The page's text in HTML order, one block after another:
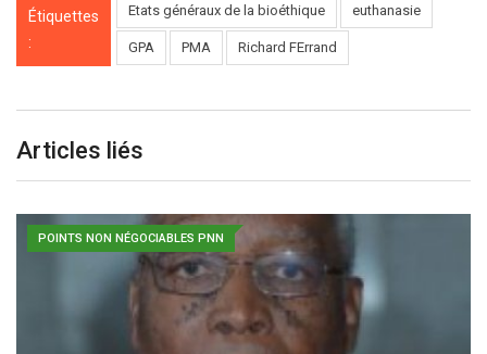
Étiquettes
:
Etats généraux de la bioéthique euthanasie
GPA PMA Richard FErrand
Articles liés
POINTS NON NÉGOCIABLES PNN